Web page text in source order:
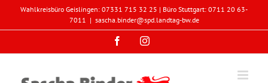
Wahlkreisbüro Geislingen: 07331 715 32 25 | Büro Stuttgart: 0711 20 63-
7011 | sascha.binder@spd.landtag-bw.de
FacebookInstagram